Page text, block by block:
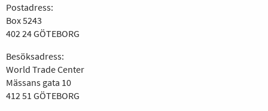
Postadress:
Box 5243
402 24 GÖTEBORG
Besöksadress:
World Trade Center
Mässans gata 10
412 51 GÖTEBORG